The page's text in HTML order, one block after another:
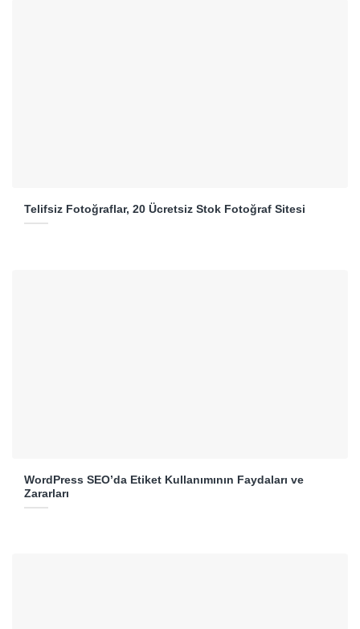
Telifsiz Fotoğraflar, 20 Ücretsiz Stok Fotoğraf Sitesi
WordPress SEO’da Etiket Kullanımının Faydaları ve
Zararları